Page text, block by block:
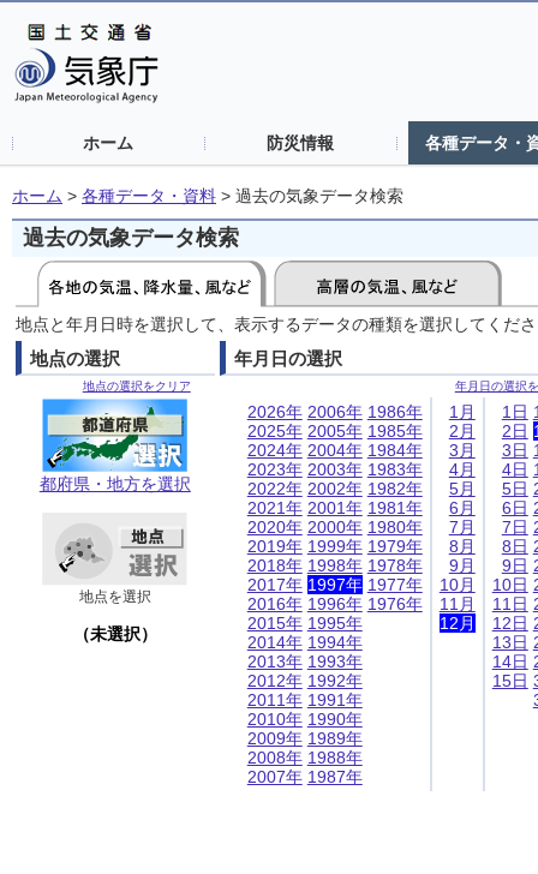
ホーム 防災情報 各種データ・
ホーム > 各種データ・資料 > 過去の気象データ検索
過去の気象データ検索
地点と年月日時を選択して、表示するデータの種類を選択してくだ
地点の選択
地点の選択をクリア
都府県・地方を選択
地点を選択
（未選択）
年月日の選択
年月日の選択
2026年
2025年
2024年
2023年
2022年
2021年
2020年
2019年
2018年
2017年
2016年
2015年
2014年
2013年
2012年
2011年
2010年
2009年
2008年
2007年
2006年
2005年
2004年
2003年
2002年
2001年
2000年
1999年
1998年
1997年
1996年
1995年
1994年
1993年
1992年
1991年
1990年
1989年
1988年
1987年
1986年
1985年
1984年
1983年
1982年
1981年
1980年
1979年
1978年
1977年
1976年
1月
2月
3月
4月
5月
6月
7月
8月
9月
10月
11月
12月
1日
2日
3日
4日
5日
6日
7日
8日
9日
10日
11日
12日
13日
14日
15日